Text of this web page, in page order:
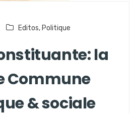
Editos, Politique
la
Commune
& sociale